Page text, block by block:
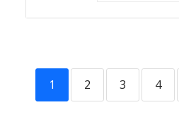
1 2 3 4